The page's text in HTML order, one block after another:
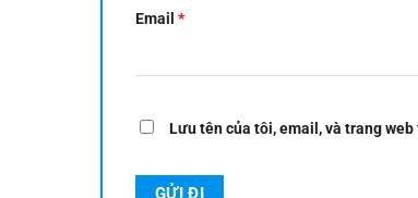
Email *
Lưu tên của tôi, email, và trang